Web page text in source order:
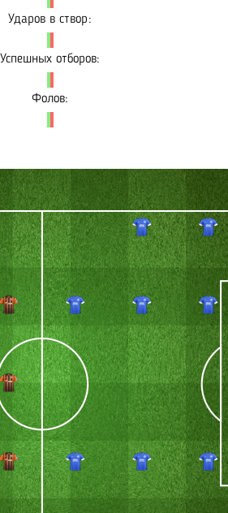
Ударов в створ:
Успешных отборов:
Фолов: